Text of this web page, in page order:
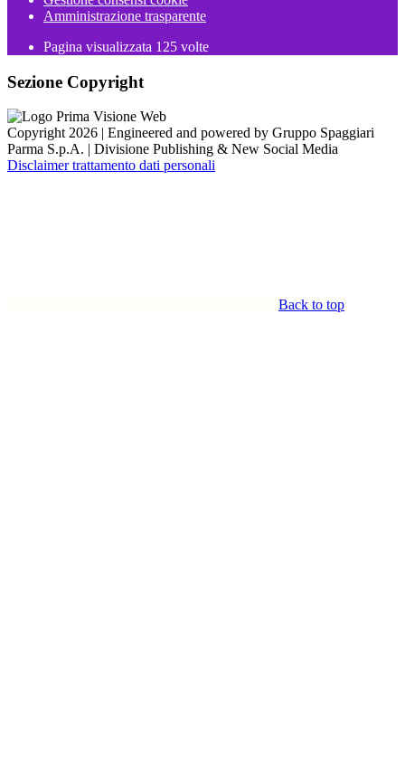
Amministrazione trasparente
Pagina visualizzata 125 volte
Sezione Copyright
Copyright 2026 | Engineered and powered by Gruppo Spaggiari
Parma S.p.A. | Divisione Publishing & New Social Media
Disclaimer trattamento dati personali
Back to top